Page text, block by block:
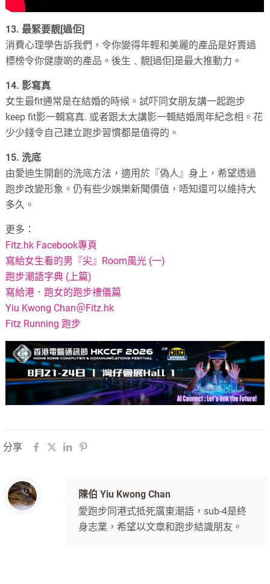
13. 最緊要靚[過佢]
消費心理學告訴我們，令你變得年輕和美麗的產品是好賣過
標榜令你健康啲的產品。後生﹑靚[過佢]是最大推動力。
14. 影寫真
女生最fit通常是在結婚的時候。試吓同女朋友講一起跑步
keep fit影一輯寫真. 或者跟太太講影一輯結婚周年紀念相。花
少少錢令自己建立跑步習慣都是值得的。
15.洗底
由愛迪生開創的洗底方法，適用於『偽人』身上，希望透過
跑步改變形象。仍有些少娛樂新聞價值，唔知還可以維持大
多久。
更多：
Fitz.hk Facebook專頁
寫給女生看的男『尖』Room風光 (一)
跑步潮語字典 (上篇)
寫給港．跑女的跑步禮儀篇
Yiu Kwong Chan＠Fitz.hk
Fitz Running 跑步
分享
陳伯 Yiu Kwong Chan
愛跑步同港式抵死廣東潮語，sub-4是終
身志業，希望以文章和跑步結識朋友。